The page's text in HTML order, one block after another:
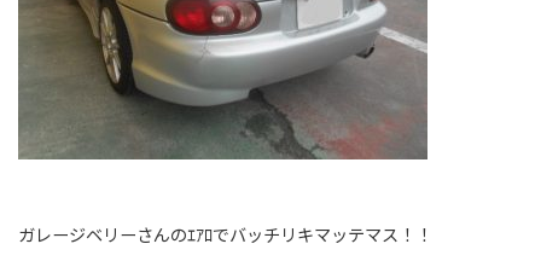
ガレージベリーさんのｴｱﾛでバッチリキマッテマス！！